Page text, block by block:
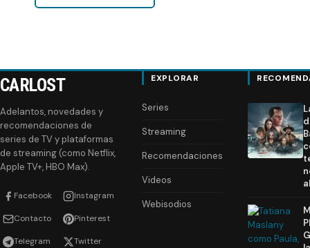
CARLOST
Adelantos, novedades y
recomendaciones de
series de TV y plataformas
de streaming (como Netflix,
Apple TV+, HBO Max).
Facebook Instagram
Contacto Pinterest
Telegram Twitter
EXPLORAR
Series
Streaming
Recomendaciones
Videos
Webisodios